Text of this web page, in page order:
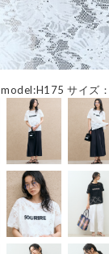
model:H175 サイズ